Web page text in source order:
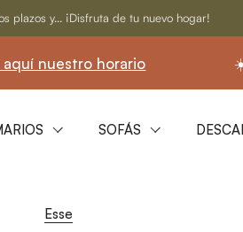
plazos y... ¡Disfruta de tu nuevo hogar!
horario ☀️ En
SOFÁS
Esse